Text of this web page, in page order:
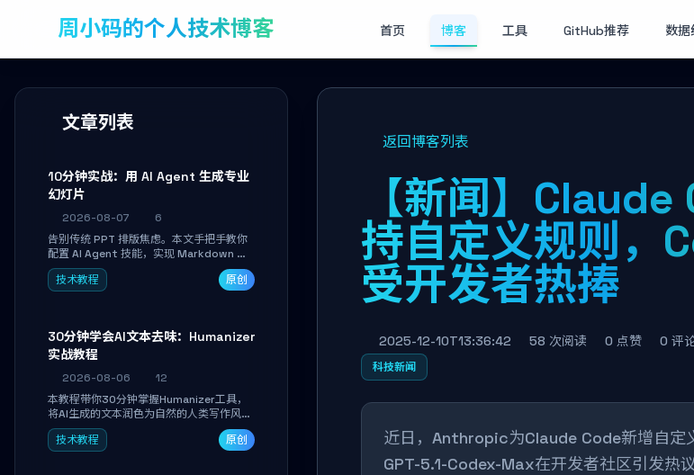
周小码的个人技术博客 首页 博客 工具 GitHub推荐 数据
文章列表
10分钟实战：用 AI Agent 生成专业
幻灯片
2026-08-07
6
告别传统 PPT 排版焦虑。本文手把手教你
配置 AI Agent 技能，实现 Markdown 内
容自动转为带高级排版、AI 配图与 WebGL
运行时的 HTML 幻灯片。只需专注内容，
技术教程 原创
30分钟学会AI文本去味：Humanizer
实战教程
2026-08-06
12
本教程带你30分钟掌握Humanizer工具，
将AI生成的文本润色为自然的人类写作风
格。通过安装配置、实战示例和语音校准，
让你的内容告别AI痕迹，匹配个人写作习
技术教程 原创
返回博客列表
【新闻】
持自定义规则，
受开发者热捧
2025-12-10T13:36:42 58 次阅读 0 点赞 0 评
科技新闻
近日，Anthropic为Claude Code新增自定
GPT-5.1-Codex-Max在开发者社区引发热